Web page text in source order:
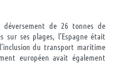
de 26 tonnes de
sur ses plages, l’Espagne était
du transport maritime
européen avait également